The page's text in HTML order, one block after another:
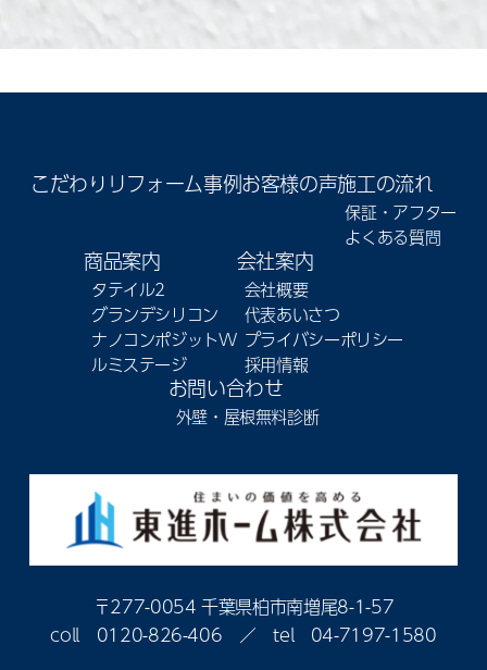
こだわり リフォーム事例お客様の声施工の流れ
保証・アフター
よくある質問
商品案内
タテイル2
グランデシリコン
ナノコンポジットW
ルミステージ
会社案内
会社概要
代表あいさつ
プライバシーポリシー
採用情報
お問い合わせ
外壁・屋根無料診断
〒277-0054 千葉県柏市南増尾8-1-57
coll 0120-826-406 ／ tel 04-7197-1580